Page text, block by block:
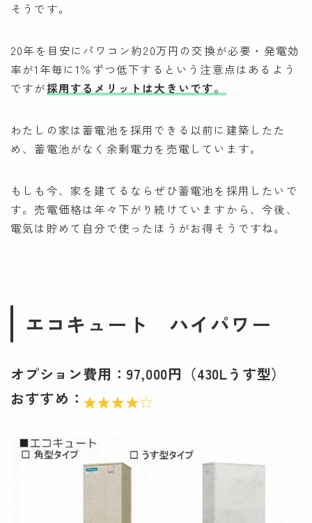
そうです。
20年を目安にパワコン約20万円の交換が必要・発電効
率が1年毎に1％ずつ低下するという注意点はあるよう
ですが採用するメリットは大きいです。
わたしの家は蓄電池を採用できる以前に建築したた
め、蓄電池がなく余剰電力を売電しています。
もしも今、家を建てるならぜひ蓄電池を採用したいで
す。売電価格は年々下がり続けていますから、今後、
電気は貯めて自分で使ったほうがお得そうですね。
エコキュート ハイパワー
オプション費用：97,000円（430Lうす型）
おすすめ：